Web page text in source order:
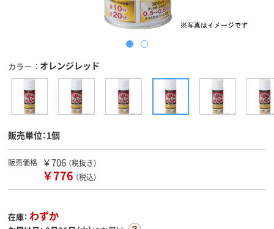
カラー オレンジレッド
販売単位：1個
販売価格 ￥706 （税抜き）
￥776 （税込）
在庫： わずか